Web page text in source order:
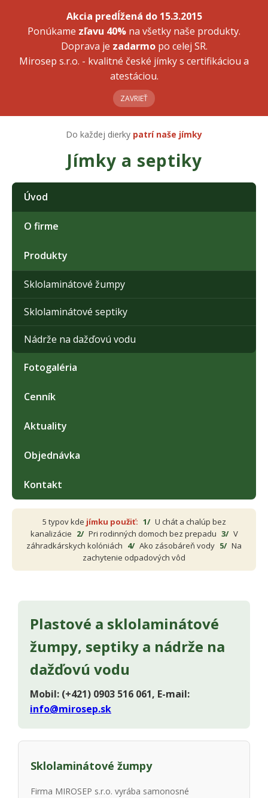
Akcia predĺžená do 15.3.2015
Ponúkame zľavu 40% na všetky naše produkty.
Doprava je zadarmopo celej SR.
Mirosep s.r.o. - kvalitné české jímky s certifikáciou a
atestáciou.
ZAVRIEŤ
Do každej dierky patrí naše jímky
Jímky a septiky
Úvod
O firme
Produkty
Sklolaminátové žumpy
Sklolaminátové septiky
Nádrže na dažďovú vodu
Fotogaléria
Cenník
Aktuality
Objednávka
Kontakt
5 typov kde jímku použiť: 1/ U chát a chalúp bez
kanalizácie 2/ Pri rodinných domoch bez prepadu 3/ V
záhradkárskych kolóniách 4/ Ako zásobáreň vody 5/ Na
zachytenie odpadových vôd
Plastové a sklolaminátové
žumpy, septiky a nádrže na
dažďovú vodu
Mobil: (+421) 0903 516 061, E-mail:
info@mirosep.sk
Sklolaminátové žumpy
Firma MIROSEP s.r.o. vyrába samonosné